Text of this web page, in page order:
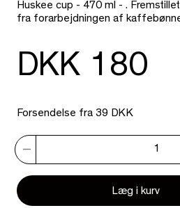
Huskee cup - 470 ml - .
fra forarbejdningen af
DKK 180
Forsendelse fra 39 DKK
Læg i kurv